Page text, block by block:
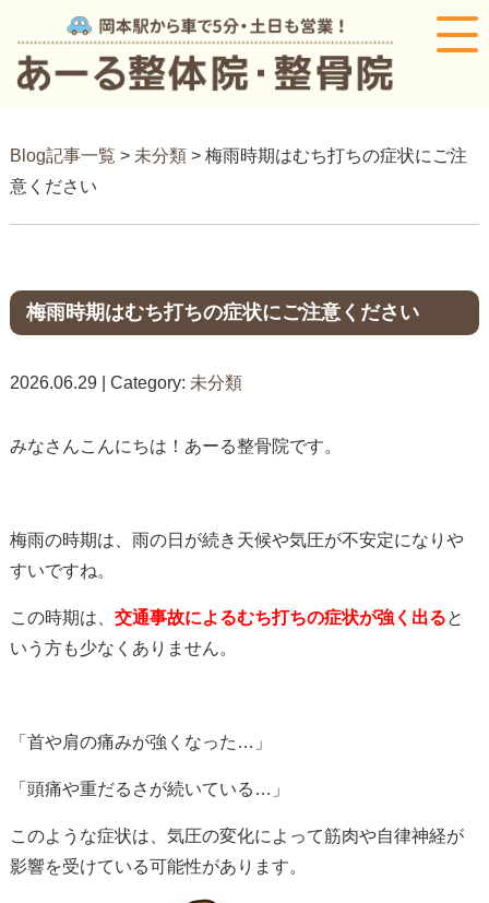
Blog記事一覧 > 未分類> 梅雨時期はむち打ちの症状にご注
意ください
梅雨時期はむち打ちの症状にご注意ください
2026.06.29 | Category: 未分類
みなさんこんにちは！あーる整骨院です。
梅雨の時期は、雨の日が続き天候や気圧が不安定になりや
すいですね。
この時期は、 交通事故によるむち打ちの症状が強く出ると
いう方も少なくありません。
「首や肩の痛みが強くなった…」
「頭痛や重だるさが続いている…」
このような症状は、気圧の変化によって筋肉や自律神経が
影響を受けている可能性があります。